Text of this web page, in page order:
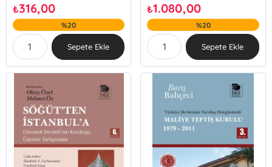
₺316,00
%20
Sepete Ekle
₺1.080,00
%20
Sepete Ekle